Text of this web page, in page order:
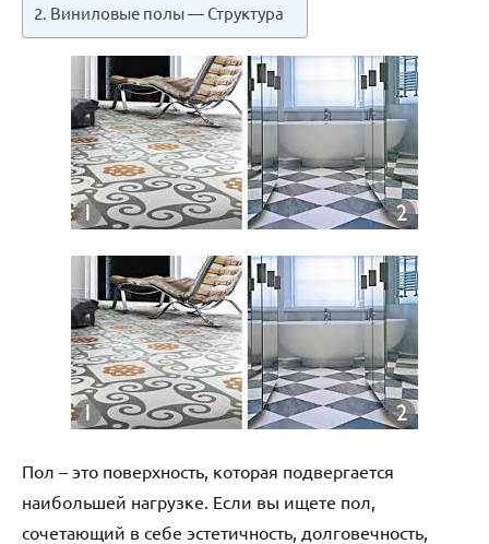
Виниловые полы — Структура
Пол – это поверхность, которая подвергается
наибольшей нагрузке. Если вы ищете пол,
сочетающий в себе эстетичность, долговечность,